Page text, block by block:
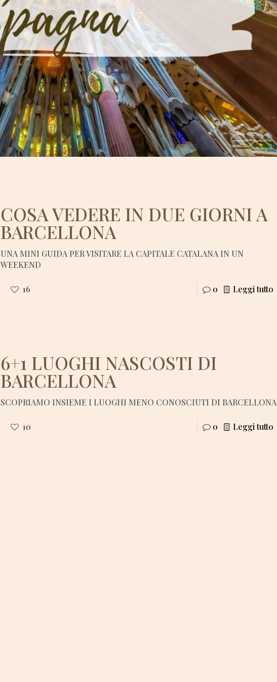
COSA VEDERE IN DUE GIORNI A
BARCELLONA
UNA MINI GUIDA PER VISITARE LA CAPITALE CATALANA IN UN
WEEKEND
16 0 Leggi tutto
6+1 LUOGHI NASCOSTI DI
BARCELLONA
SCOPRIAMO INSIEME I LUOGHI MENO CONOSCIUTI DI BARCELLONA
10 0 Leggi tutto